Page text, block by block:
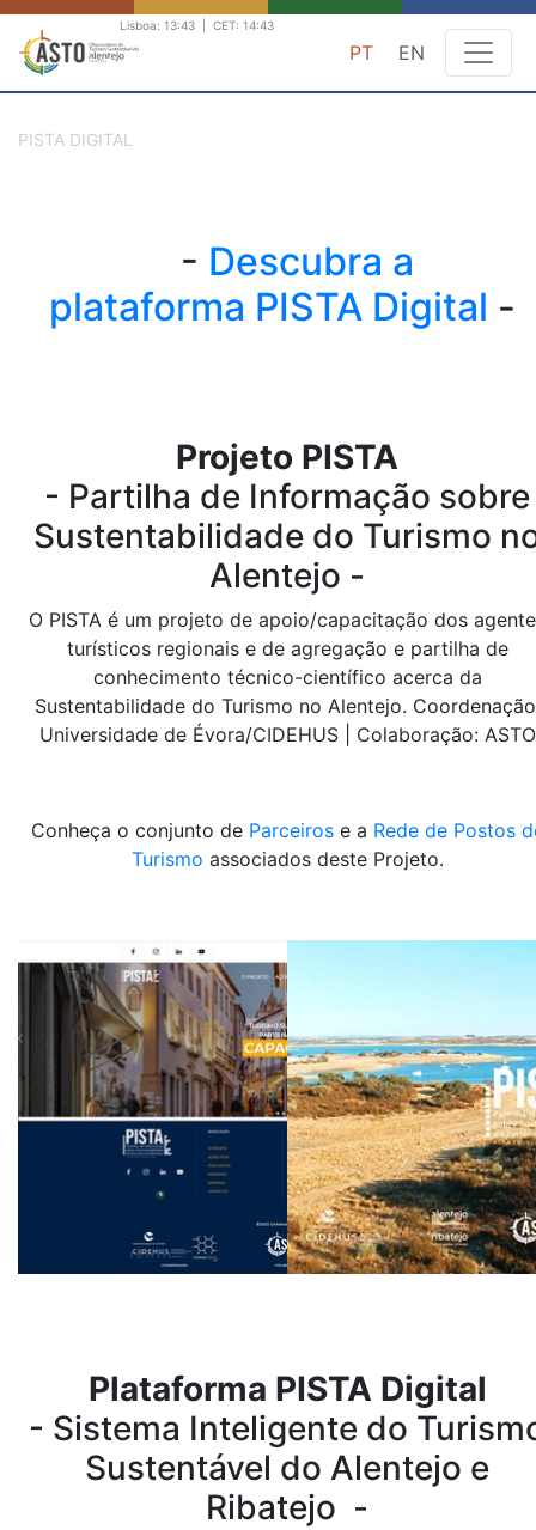
PT EN
Lisboa: 13:43 CET: 14:43
PISTA DIGITAL
- Descubra a
plataforma PISTA Digital -
Projeto PISTA
- Partilha de Informação sobre
Sustentabilidade do Turismo
Alentejo -
O PISTA é um projeto de apoio/capacitação dos
turísticos regionais e de agregação e partilha de
conhecimento técnico-científico acerca da
Sustentabilidade do Turismo no Alentejo.
Universidade de Évora/CIDEHUS | Colaboração: ASTO
Conheça o conjunto de Parceirose a Rede de Postos
Turismo associados deste Projeto.
Plataforma PISTA Digital
- Sistema Inteligente do
Sustentável do Alentejo e
Ribatejo -